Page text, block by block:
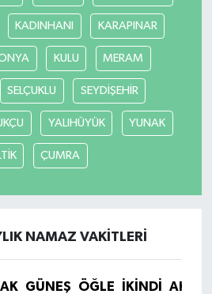
KADINHANI KARAPINAR
KULU MERAM
SELÇUKLU SEYDİŞEHİR
YALIHÜYÜK YUNAK
ÇUMRA
NAMAZ VAKITLERI
GÜNEŞ ÖĞLE İKINDI